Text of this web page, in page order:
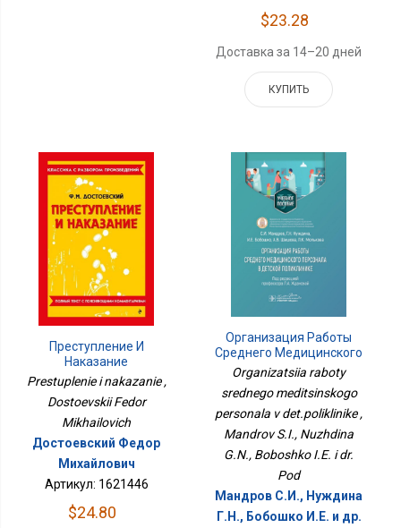
$23.28
Доставка за 14–20 дней
КУПИТЬ
Преступление И
Наказание
Prestuplenie i nakazanie ,
Dostoevskii Fedor
Mikhailovich
Достоевский Федор
Михайлович
Артикул: 1621446
$24.80
Организация Работы
Среднего Медицинского
Персонала В
Дет.поликлинике
Organizatsiia raboty
srednego meditsinskogo
personala v det.poliklinike ,
Mandrov S.I., Nuzhdina
G.N., Boboshko I.E. i dr.
Pod
Мандров С.И., Нуждина
Г.Н., Бобошко И.Е. и др.